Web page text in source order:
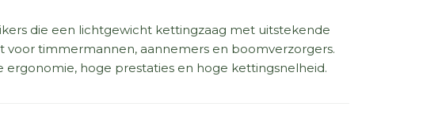
die een lichtgewicht kettingzaag met uitstekende
voor timmermannen, aannemers en boomverzorgers.
ergonomie, hoge prestaties en hoge kettingsnelheid.